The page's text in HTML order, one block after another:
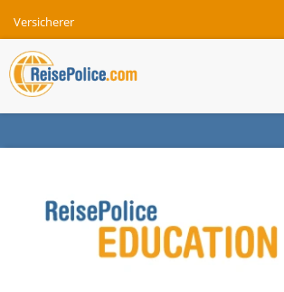
Versicherer